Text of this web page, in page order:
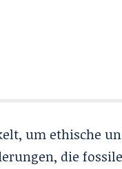
um ethische
die